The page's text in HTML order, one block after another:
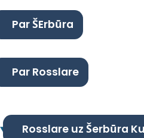
Par ŠErbūra
Par Rosslare
Rosslare uz Šerbūra